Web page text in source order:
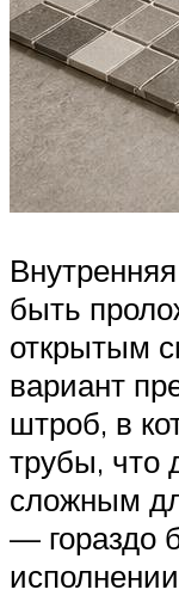
быть
открытым
вариант
штроб, в
трубы, что
сложным
— гораздо